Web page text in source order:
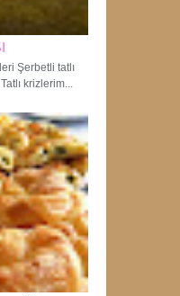
Şerbetli tatlı
krizlerim...